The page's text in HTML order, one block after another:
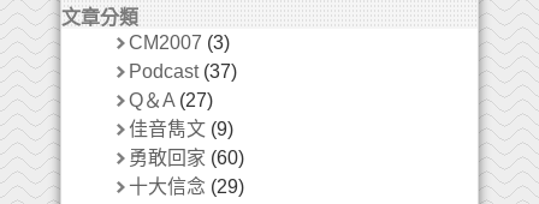
文章分類
CM2007 (3)
Podcast(37)
Q＆A (27)
佳音雋文 (9)
勇敢回家 (60)
十大信念 (29)